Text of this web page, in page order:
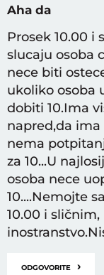
Aha da
Prosek 10.00 i
slucaju osoba
nece biti
ukoliko osoba
dobiti 10.Ima
napred,da
nema
za 10...U
osoba nece
10....Nemojte
10.00 i
ODGOVORITE ›